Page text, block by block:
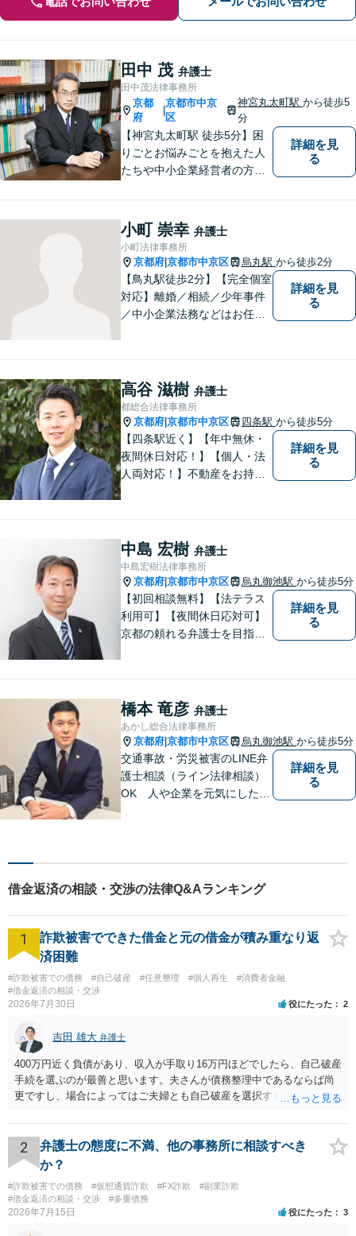
田中 茂 弁護士
田中茂法律事務所
京都
府
|
京都市中京
区
神宮丸太町駅から徒歩5
分
【神宮丸太町駅 徒歩5分】困
りごとお悩みごとを抱えた人
たちや中小企業経営者の方々
寧をモットーとして全力でそ
の解決にあたります。どんな
に困難でも、常に明るく、前
向きな気持ちをもって、ご依
頼者様とともにより良い解決
を目指します。
詳細を見
る
小町 崇幸 弁護士
小町法律事務所
京都府 京都市中京区 烏丸駅 から徒歩2分
【鳥丸駅徒歩2分】【完全個室
対応】離婚／相続／少年事件
／中小企業法務などはお任せ
はお気軽にご相談ください！
【近隣駐車場あり】
詳細を見
る
高谷 滋樹 弁護士
都総合法律事務所
京都府 京都市中京区 四条駅 から徒歩5分
【四条駅近く】【年中無休・
夜間休日対応！】【個人・法
人両対応！】不動産をお持ち
【24時間予約受付】【出張相
談可能】【弁護士保険（特
約）全社対応いたします】
詳細を見
る
中島 宏樹 弁護士
中島宏樹法律事務所
京都府 京都市中京区 烏丸御池駅 から徒歩5分
【初回相談無料】【法テラス
利用可】【夜間休日応対可】
京都の頼れる弁護士を目指し
ます。
詳細を見
る
橋本 竜彦 弁護士
あかし総合法律事務所
京都府 京都市中京区 烏丸御池駅 から徒歩5分
交通事故・労災被害のLINE弁
護士相談（ライン法律相談）
OK 人や企業を元気にした
出すことを心がけています。
詳細を見
る
借金返済の相談・交渉の法律Q&Aランキング
1
詐欺被害でできた借金と元の借金が積み重なり返
済困難
#詐欺被害での債務 #自己破産 #任意整理 #個人再生
#消費者金融
#借金返済の相談・交渉
2026年7月30日 役にたった 2
吉田 雄大 弁護士
400万円近く負債があり、収入が手取り16万円ほどでしたら、自己破産
手続を選ぶのが最善と思います。夫さんが債務整理中であるならば尚
更ですし、場合によってはご夫婦とも自己破産を選択する方法もある
2
弁護士の態度に不満、他の事務所に相談すべき
か？
#詐欺被害での債務 #仮想通貨詐欺 #FX詐欺
#副業詐欺
#借金返済の相談・交渉
#多重債務
2026年7月15日 役にたった 3